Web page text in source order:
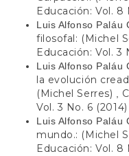
Educación: Vol. 8
Luis Alfonso Paláu
filosofal: (Michel
Educación: Vol. 3
Luis Alfonso Paláu
la evolución
(Michel Serres) ,
Vol. 3 No. 6 (2014)
Luis Alfonso Paláu
mundo.: (Michel
Educación: Vol. 8